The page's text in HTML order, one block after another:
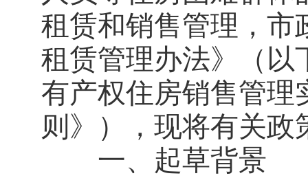
租赁和销售管理，市
租赁管理办法》（以
有产权住房销售管理
则》），现将有关政
一、起草背景